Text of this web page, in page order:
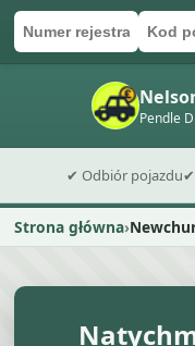
Pendle
✔ Odbiór pojazdu
Strona główna